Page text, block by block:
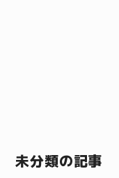
未分類の記事